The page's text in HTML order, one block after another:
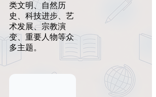
类文明、自然历
史、科技进步、艺
术发展、宗教演
变、重要人物等众
多主题。